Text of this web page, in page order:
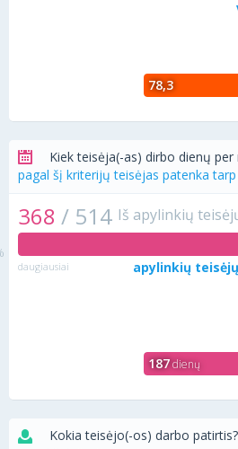
78,3
Kiek teisėja(-as) dirbo dienų per
pagal šį kriterijų teisėjas patenka tarp
368 / 514 Iš apylinkių
daugiausiai apylinkių teisėjų
187dienų
Kokia teisėjo(-os) darbo patirtis?